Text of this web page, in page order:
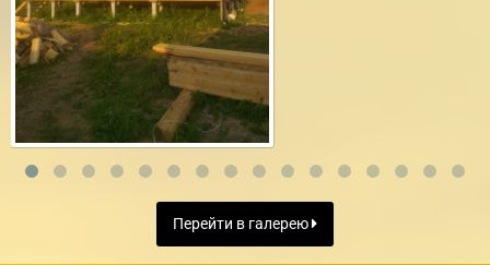
Перейти в галерею